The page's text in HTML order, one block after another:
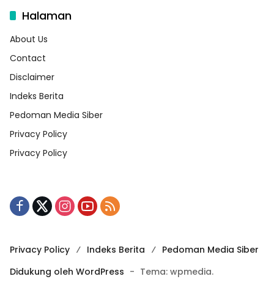
Halaman
About Us
Contact
Disclaimer
Indeks Berita
Pedoman Media Siber
Privacy Policy
Privacy Policy
Privacy Policy Indeks Berita
Pedoman Media Siber
Didukung oleh WordPress - Tema: wpmedia.